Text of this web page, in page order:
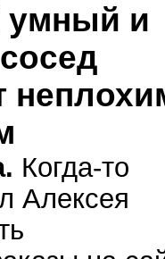
умный и
Когда-то
Алексея